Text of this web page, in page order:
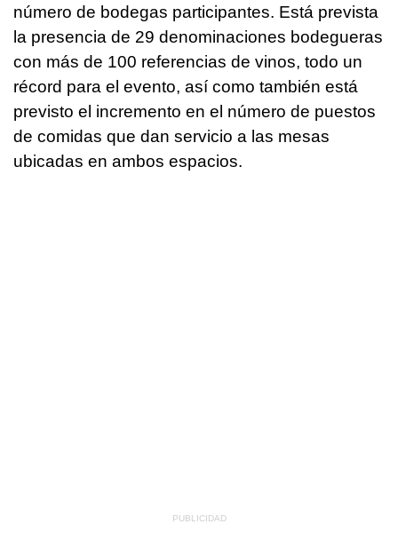
número de bodegas participantes. Está prevista
la presencia de 29 denominaciones bodegueras
con más de 100 referencias de vinos, todo un
récord para el evento, así como también está
previsto el incremento en el número de puestos
de comidas que dan servicio a las mesas
ubicadas en ambos espacios.